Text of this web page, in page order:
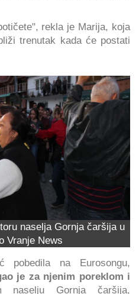
rekla je Marija, koja
trenutak kada će postati
naselja Gornja čaršija u
Vranje News
pobedila na Eurosongu,
je za njenim poreklom i
Gornja čaršija,